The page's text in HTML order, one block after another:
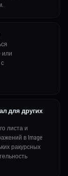
или
для других
листа и
в Image
ракурсных